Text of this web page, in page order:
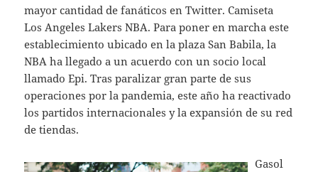
mayor cantidad de fanáticos en Twitter. Camiseta
Los Angeles Lakers NBA. Para poner en marcha este
establecimiento ubicado en la plaza San Babila, la
NBA ha llegado a un acuerdo con un socio local
llamado Epi. Tras paralizar gran parte de sus
operaciones por la pandemia, este año ha reactivado
los partidos internacionales y la expansión de su red
de tiendas.
Gasol